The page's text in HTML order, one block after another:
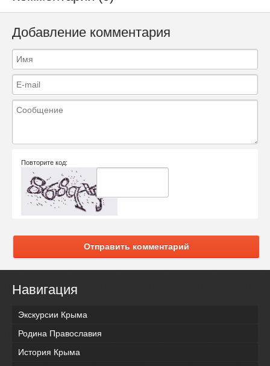
Добавление комментария
Повторите код:
Отправить комментарий
Навигация
Экскурсии Крыма
Родина Православия
История Крыма